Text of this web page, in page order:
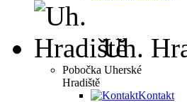
Uh.
Pobočka Uherské
Hradiště
Kontakt